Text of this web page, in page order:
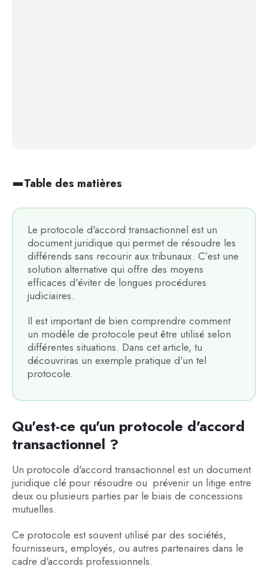
Le protocole d'accord transactionnel est un
document juridique qui permet de résoudre les
différends sans recourir aux tribunaux. C’est une
solution alternative qui offre des moyens
efficaces d'éviter de longues procédures
judiciaires.
Il est important de bien comprendre comment
un modèle de protocole peut être utilisé selon
différentes situations. Dans cet article, tu
découvriras un exemple pratique d'un tel
protocole.
Table des matières
Qu'est-ce qu'un protocole d'accord
transactionnel ?
Un protocole d'accord transactionnel est un document
juridique clé pour résoudre ou prévenir un litige entre
deux ou plusieurs parties par le biais de concessions
mutuelles.
Ce protocole est souvent utilisé par des sociétés,
fournisseurs, employés, ou autres partenaires dans le
cadre d'accords professionnels.